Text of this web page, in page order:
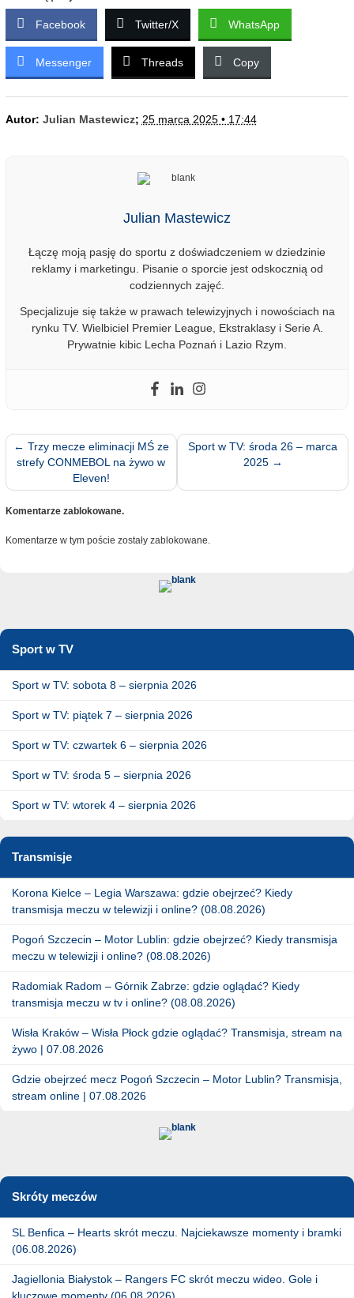
Facebook Twitter/X WhatsApp
Messenger Threads Copy
Autor: Julian Mastewicz; 25 marca 2025 • 17:44
Julian Mastewicz
Łączę moją pasję do sportu z doświadczeniem w dziedzinie
reklamy i marketingu. Pisanie o sporcie jest odskocznią od
codziennych zajęć.
Specjalizuje się także w prawach telewizyjnych i nowościach na
rynku TV. Wielbiciel Premier League, Ekstraklasy i Serie A.
Prywatnie kibic Lecha Poznań i Lazio Rzym.
← Trzy mecze eliminacji MŚ ze
strefy CONMEBOL na żywo w
Eleven!
Sport w TV: środa 26 – marca
2025 →
Komentarze zablokowane.
Komentarze w tym poście zostały zablokowane.
Sport w TV
Sport w TV: sobota 8 – sierpnia 2026
Sport w TV: piątek 7 – sierpnia 2026
Sport w TV: czwartek 6 – sierpnia 2026
Sport w TV: środa 5 – sierpnia 2026
Sport w TV: wtorek 4 – sierpnia 2026
Transmisje
Korona Kielce – Legia Warszawa: gdzie obejrzeć? Kiedy
transmisja meczu w telewizji i online? (08.08.2026)
Pogoń Szczecin – Motor Lublin: gdzie obejrzeć? Kiedy transmisja
meczu w telewizji i online? (08.08.2026)
Radomiak Radom – Górnik Zabrze: gdzie oglądać? Kiedy
transmisja meczu w tv i online? (08.08.2026)
Wisła Kraków – Wisła Płock gdzie oglądać? Transmisja, stream na
żywo | 07.08.2026
Gdzie obejrzeć mecz Pogoń Szczecin – Motor Lublin? Transmisja,
stream online | 07.08.2026
Skróty meczów
SL Benfica – Hearts skrót meczu. Najciekawsze momenty i bramki
(06.08.2026)
Jagiellonia Białystok – Rangers FC skrót meczu wideo. Gole i